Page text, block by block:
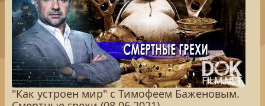
"Как устроен мир" с Тимофеем Баженовым.